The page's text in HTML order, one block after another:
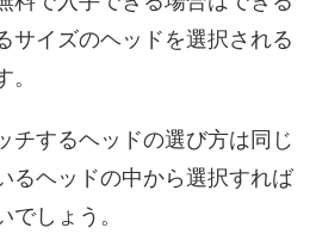
サイズのヘッドを選択される
チするヘッドの選び方は同じ
るヘッドの中から選択すれば
しょう。